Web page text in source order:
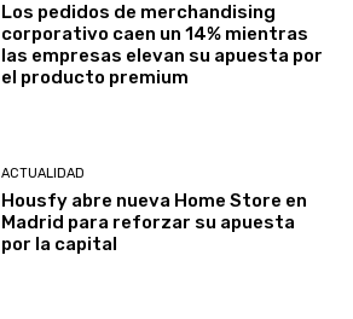
Los pedidos de merchandising
corporativo caen un 14% mientras
las empresas elevan su apuesta por
el producto premium
ACTUALIDAD
Housfy abre nueva Home Store en
Madrid para reforzar su apuesta
por la capital